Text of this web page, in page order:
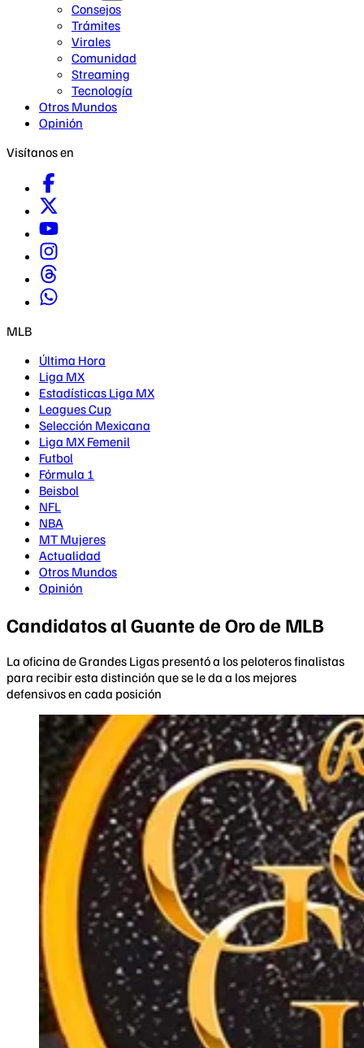
Consejos
Trámites
Virales
Comunidad
Streaming
Tecnología
Otros Mundos
Opinión
Visítanos en
MLB
Última Hora
Liga MX
Estadísticas Liga MX
Leagues Cup
Selección Mexicana
Liga MX Femenil
Futbol
Fórmula 1
Beisbol
NFL
NBA
MT Mujeres
Actualidad
Otros Mundos
Opinión
Candidatos al Guante de Oro de MLB
La oficina de Grandes Ligas presentó a los peloteros finalistas
para recibir esta distinción que se le da a los mejores
defensivos en cada posición